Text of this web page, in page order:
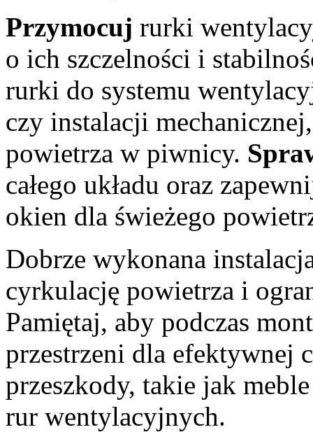
Przymocuj rurki
o ich szczelności i
rurki do systemu
czy instalacji
powietrza w piwnicy.
całego układu oraz
okien dla świeżego
Dobrze wykonana
cyrkulację powietrza i
Pamiętaj, aby podczas
przestrzeni dla efektywnej
przeszkody, takie jak
rur wentylacyjnych.